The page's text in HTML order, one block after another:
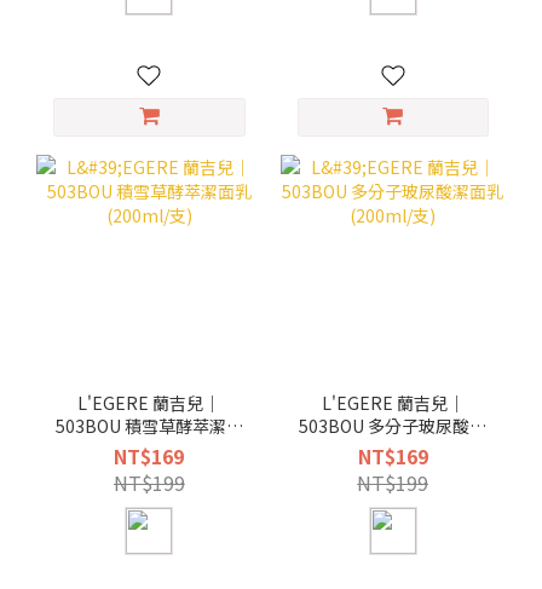
L'EGERE 蘭吉兒｜
503BOU 積雪草酵萃潔面
乳 (200ml/支)
NT$169
NT$199
L'EGERE 蘭吉兒｜
503BOU 多分子玻尿酸潔
面乳 (200ml/支)
NT$169
NT$199